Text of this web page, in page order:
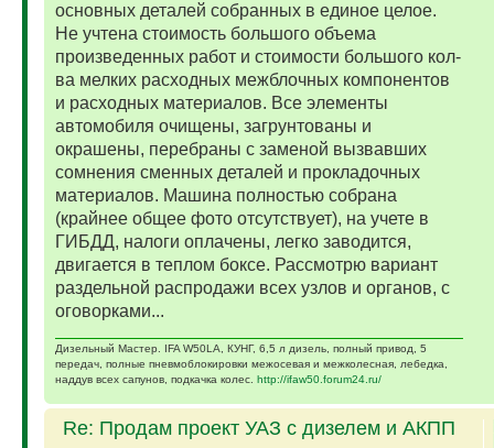
основных деталей собранных в единое целое.
Не учтена стоимость большого объема
произведенных работ и стоимости большого кол-
ва мелких расходных межблочных компонентов
и расходных материалов. Все элементы
автомобиля очищены, загрунтованы и
окрашены, перебраны с заменой вызвавших
сомнения сменных деталей и прокладочных
материалов. Машина полностью собрана
(крайнее общее фото отсутствует), на учете в
ГИБДД, налоги оплачены, легко заводится,
двигается в теплом боксе. Рассмотрю вариант
раздельной распродажи всех узлов и органов, с
оговорками...
Дизельный Мастер. IFA W50LA, КУНГ, 6,5 л дизель, полный привод, 5
передач, полные пневмоблокировки межосевая и межколесная, лебедка,
наддув всех сапунов, подкачка колес. http://ifaw50.forum24.ru/
Re: Продам проект УАЗ с дизелем и АКПП